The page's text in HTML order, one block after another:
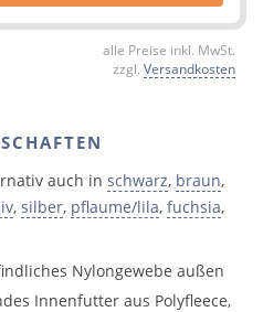
alle Preise inkl. MwSt.
zzgl. Versandkosten
auch in schwarz, braun,
, silber, pflaume/lila, fuchsia,
Nylongewebe außen
Innenfutter aus Polyfleece,